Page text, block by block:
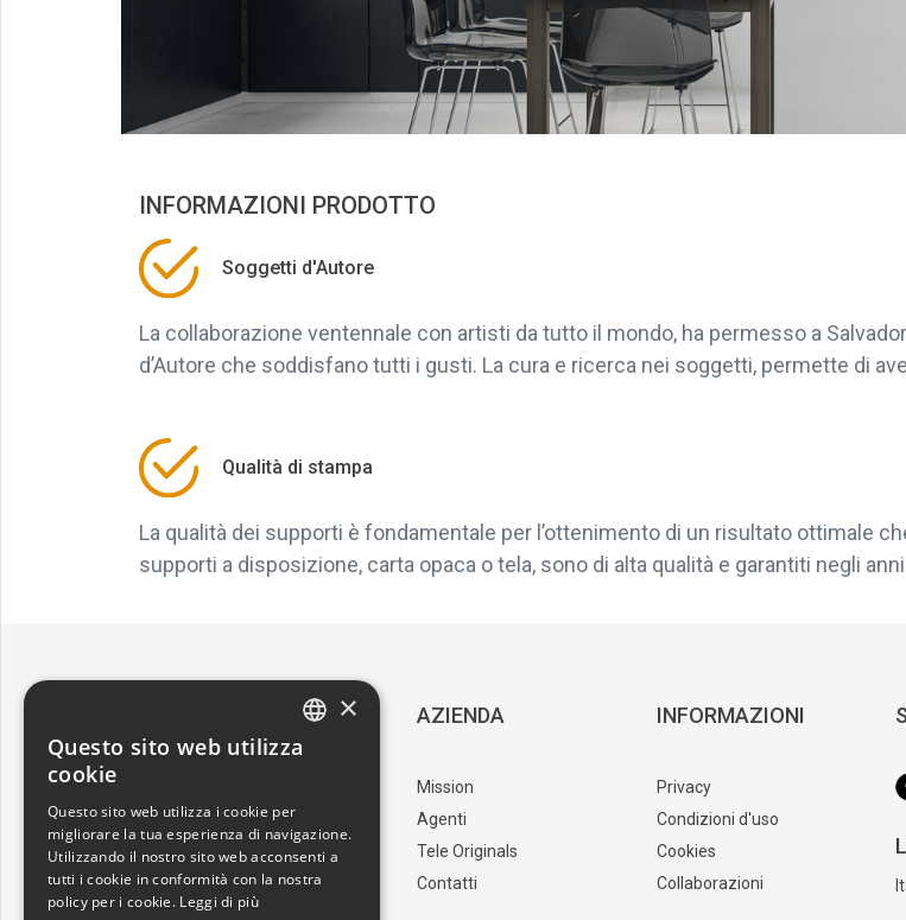
INFORMAZIONI PRODOTTO
Soggetti d'Autore
La collaborazione ventennale con artisti da tutto il mondo, ha permesso a
d’Autore che soddisfano tutti i gusti. La cura e ricerca nei soggetti, permette di
Qualità di stampa
La qualità dei supporti è fondamentale per l’ottenimento di un risultato ottimale
supporti a disposizione, carta opaca o tela, sono di alta qualità e garantiti negli
SERVIZIO CLIENTI
I nostri artisti
Trova il punto vendita
AZIENDA
Mission
Agenti
Tele Originals
Contatti
INFORMAZIONI
Privacy
Condizioni d'uso
Cookies
Collaborazioni
×
Questo sito web utilizza
cookie
Questo sito web utilizza i cookie per
migliorare la tua esperienza di navigazione.
Utilizzando il nostro sito web acconsenti a
tutti i cookie in conformità con la nostra
policy per i cookie. Leggi di più